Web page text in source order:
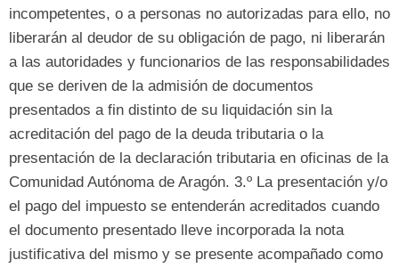
incompetentes, o a personas no autorizadas para ello, no
liberarán al deudor de su obligación de pago, ni liberarán
a las autoridades y funcionarios de las responsabilidades
que se deriven de la admisión de documentos
presentados a fin distinto de su liquidación sin la
acreditación del pago de la deuda tributaria o la
presentación de la declaración tributaria en oficinas de la
Comunidad Autónoma de Aragón. 3.º La presentación y/o
el pago del impuesto se entenderán acreditados cuando
el documento presentado lleve incorporada la nota
justificativa del mismo y se presente acompañado como